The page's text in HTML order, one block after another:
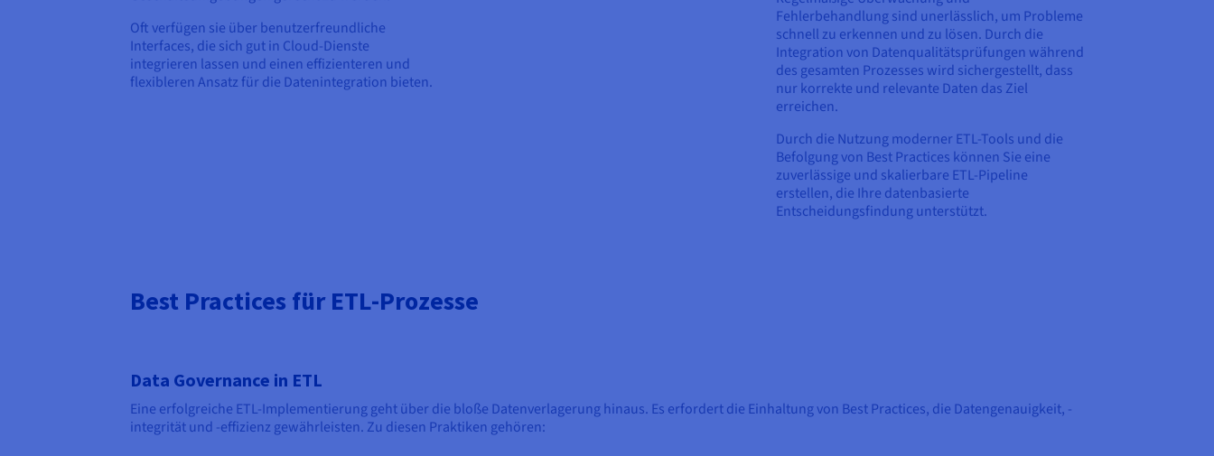
Oft verfügen sie über benutzerfreundliche
Interfaces, die sich gut in Cloud-Dienste
integrieren lassen und einen effizienteren und
flexibleren Ansatz für die Datenintegration bieten.
Fehlerbehandlung sind unerlässlich, um Probleme
schnell zu erkennen und zu lösen. Durch die
Integration von Datenqualitätsprüfungen während
des gesamten Prozesses wird sichergestellt, dass
nur korrekte und relevante Daten das Ziel
erreichen.
Durch die Nutzung moderner ETL-Tools und die
Befolgung von Best Practices können Sie eine
zuverlässige und skalierbare ETL-Pipeline
erstellen, die Ihre datenbasierte
Entscheidungsfindung unterstützt.
Best Practices für ETL-Prozesse
Data Governance in ETL
Eine erfolgreiche ETL-Implementierung geht über die bloße Datenverlagerung hinaus. Es erfordert die Einhaltung von Best Practices, die Datengenauigkeit, -
integrität und -effizienz gewährleisten. Zu diesen Praktiken gehören: